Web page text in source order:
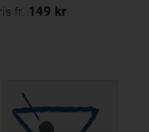
fr. 149 kr